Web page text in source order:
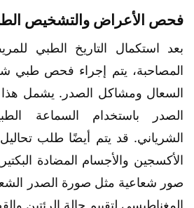
فحص الأعراض والتشخيص
بعد استكمال التاريخ الطبي
المصاحبة، يتم إجراء فحص طبي
السعال ومشاكل الصدر. يشمل هذا
الصدر باستخدام السماعة
الشرياني. قد يتم أيضًا طلب
الأكسجين والأجسام المضادة
صور شعاعية مثل صورة الصدر
المغناطيسي لتقييم حالة الرئتين